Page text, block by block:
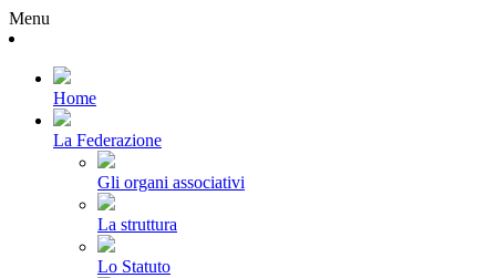
Menu
Home
La Federazione
Gli organi associativi
La struttura
Lo Statuto